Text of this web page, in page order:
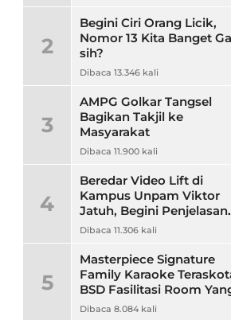
2
Begini Ciri Orang Licik,
Nomor 13 Kita Banget
sih?
Dibaca 13.346 kali
3
AMPG Golkar Tangsel
Bagikan Takjil ke
Masyarakat
Dibaca 11.900 kali
4
Beredar Video Lift di
Kampus Unpam Viktor
Jatuh, Begini Penjelasan
Rektor Unpam
Dibaca 11.306 kali
5
Masterpiece Signature
Family Karaoke
BSD Fasilitasi Room
Nyaman dan Harga
Dibaca 8.084 kali